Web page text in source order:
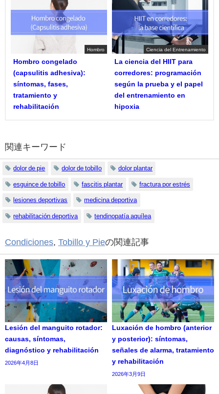
Hombro
Hombro congelado
(capsulitis adhesiva):
síntomas, fases,
tratamiento y
rehabilitación
Ciencia del Entrenamiento
La ciencia del HIIT para
corredores: programación
según la prueba y el papel
del entrenamiento en
hipoxia
関連キーワード
dolor de pie dolor de tobillo dolor plantar
esguince de tobillo fascitis plantar fractura por estrés
lesiones deportivas medicina deportiva
rehabilitación deportiva tendinopatía aquílea
Condiciones, Tobillo y Pieの関連記事
Lesión del manguito rotador:
causas, síntomas,
diagnóstico y rehabilitación
2026年4月8日
Luxación de hombro (anterior
y posterior): síntomas,
señales de alarma, tratamiento
y rehabilitación
2026年3月9日